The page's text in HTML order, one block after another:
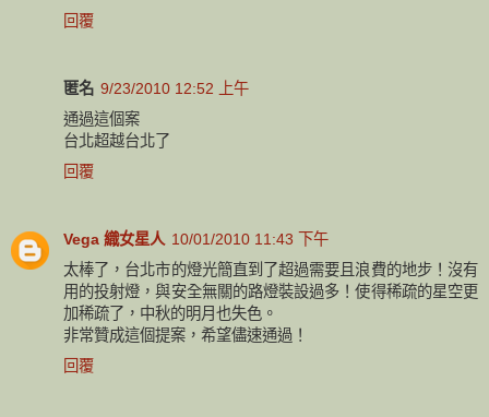
回覆
匿名 9/23/2010 12:52 上午
通過這個案
台北超越台北了
回覆
Vega 織女星人 10/01/2010 11:43 下午
太棒了，台北市的燈光簡直到了超過需要且浪費的地步！沒有
用的投射燈，與安全無關的路燈裝設過多！使得稀疏的星空更
加稀疏了，中秋的明月也失色。
非常贊成這個提案，希望儘速通過！
回覆